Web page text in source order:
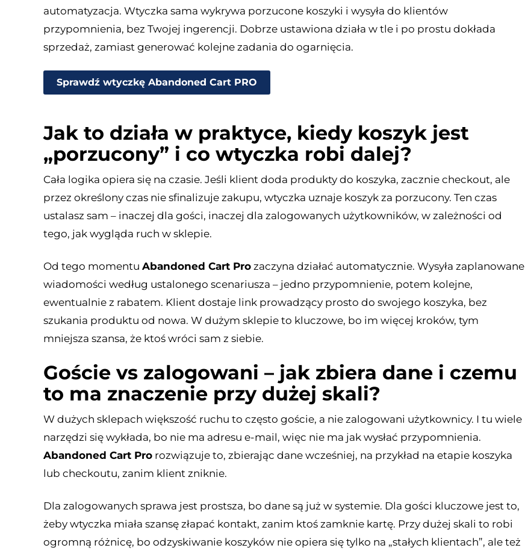
automatyzacja. Wtyczka sama wykrywa porzucone koszyki i wysyła do klientów
przypomnienia, bez Twojej ingerencji. Dobrze ustawiona działa w tle i po prostu dokłada
sprzedaż, zamiast generować kolejne zadania do ogarnięcia.
Sprawdź wtyczkę Abandoned Cart PRO
Jak to działa w praktyce, kiedy koszyk jest
„porzucony” i co wtyczka robi dalej?
Cała logika opiera się na czasie. Jeśli klient doda produkty do koszyka, zacznie checkout, ale
przez określony czas nie sfinalizuje zakupu, wtyczka uznaje koszyk za porzucony. Ten czas
ustalasz sam – inaczej dla gości, inaczej dla zalogowanych użytkowników, w zależności od
tego, jak wygląda ruch w sklepie.
Od tego momentu Abandoned Cart Pro zaczyna działać automatycznie. Wysyła zaplanowane
wiadomości według ustalonego scenariusza – jedno przypomnienie, potem kolejne,
ewentualnie z rabatem. Klient dostaje link prowadzący prosto do swojego koszyka, bez
szukania produktu od nowa. W dużym sklepie to kluczowe, bo im więcej kroków, tym
mniejsza szansa, że ktoś wróci sam z siebie.
Goście vs zalogowani – jak zbiera dane i czemu
to ma znaczenie przy dużej skali?
W dużych sklepach większość ruchu to często goście, a nie zalogowani użytkownicy. I tu wiele
narzędzi się wykłada, bo nie ma adresu e-mail, więc nie ma jak wysłać przypomnienia.
Abandoned Cart Pro rozwiązuje to, zbierając dane wcześniej, na przykład na etapie koszyka
lub checkoutu, zanim klient zniknie.
Dla zalogowanych sprawa jest prostsza, bo dane są już w systemie. Dla gości kluczowe jest to,
żeby wtyczka miała szansę złapać kontakt, zanim ktoś zamknie kartę. Przy dużej skali to robi
ogromną różnicę, bo odzyskiwanie koszyków nie opiera się tylko na „stałych klientach”, ale też